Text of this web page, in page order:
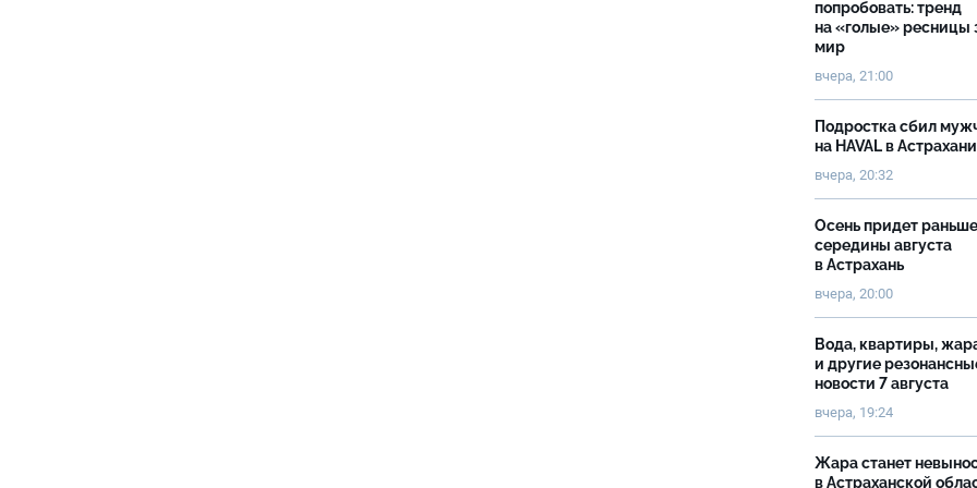
попробовать: тренд
на «голые» ресницы
мир
вчера, 21:00
Подростка сбил
на HAVAL в Астрахани
вчера, 20:32
Осень придет раньше
середины августа
в Астрахань
вчера, 20:00
Вода, квартиры,
и другие
новости 7 августа
вчера, 19:24
Жара станет
в Астраханской